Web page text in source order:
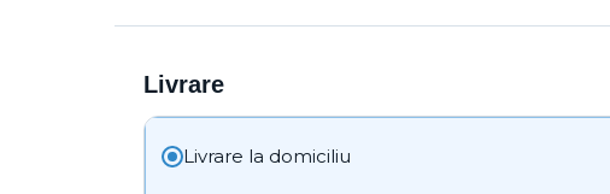
Livrare
Livrare la domiciliu